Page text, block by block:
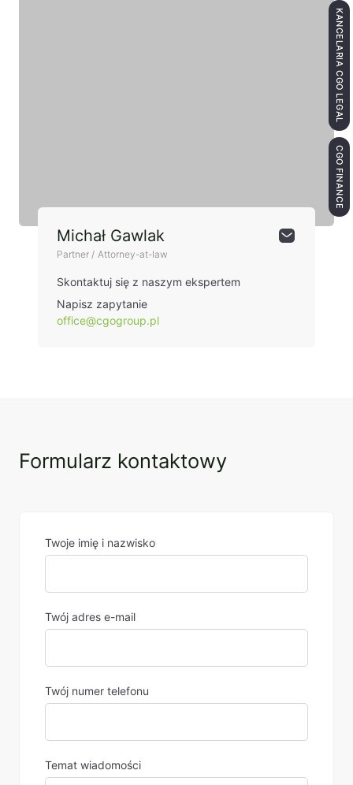
Michał Gawlak
Partner / Attorney-at-law
Skontaktuj się z naszym ekspertem
Napisz zapytanie
office@cgogroup.pl
Formularz kontaktowy
Twoje imię i nazwisko
Twój adres e-mail
Twój numer telefonu
Temat wiadomości
KANCELARIA CGO LEGAL
CGO FINANCE